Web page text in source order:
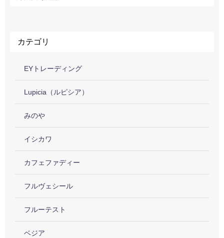
カテゴリ
EYトレーディング
Lupicia（ルピシア）
みのや
イシカワ
カフェファディー
フルヴェシール
フルーテスト
ベジア